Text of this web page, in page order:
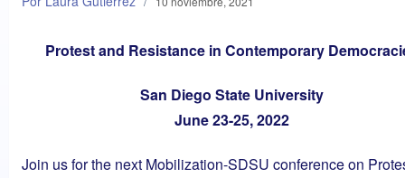
Protest and Resistance in Contemporary
San Diego State University
June 23-25, 2022
Join us for the next Mobilization-SDSU conference on